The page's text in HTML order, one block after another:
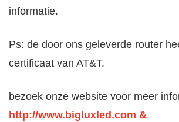
informatie.
Ps: de door ons geleverde router
certificaat van AT&T.
bezoek onze website voor meer
http://www.bigluxled.com &